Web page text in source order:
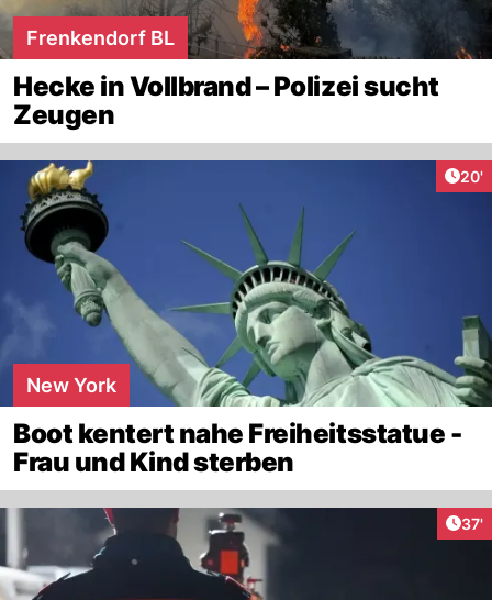
Frenkendorf BL
Hecke in Vollbrand – Polizei sucht
Zeugen
20'
New York
Boot kentert nahe Freiheitsstatue -
Frau und Kind sterben
37'